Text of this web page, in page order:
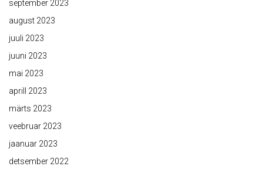
september 2023
august 2023
juuli 2023
juuni 2023
mai 2023
aprill 2023
märts 2023
veebruar 2023
jaanuar 2023
detsember 2022